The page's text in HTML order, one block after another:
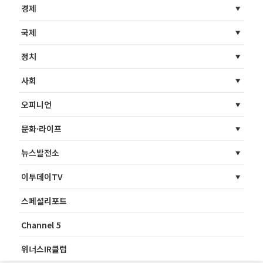
경제
국제
정치
사회
오피니언
문화·라이프
뉴스발전소
이투데이TV
스페셜리포트
Channel 5
위너스IR클럽